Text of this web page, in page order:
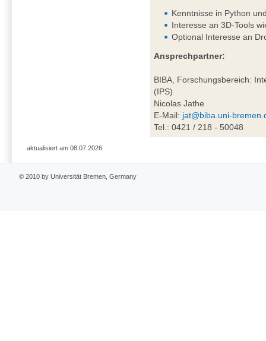
Kenntnisse in Python
Interesse an 3D-Tools
Optional Interesse an
Ansprechpartner:
BIBA, Forschungsbereich:
(IPS)
Nicolas Jathe
E-Mail: jat@biba.uni-
Tel.: 0421 / 218 - 50048
aktualisiert am 08.07.2026
© 2010 by Universität Bremen, Germany